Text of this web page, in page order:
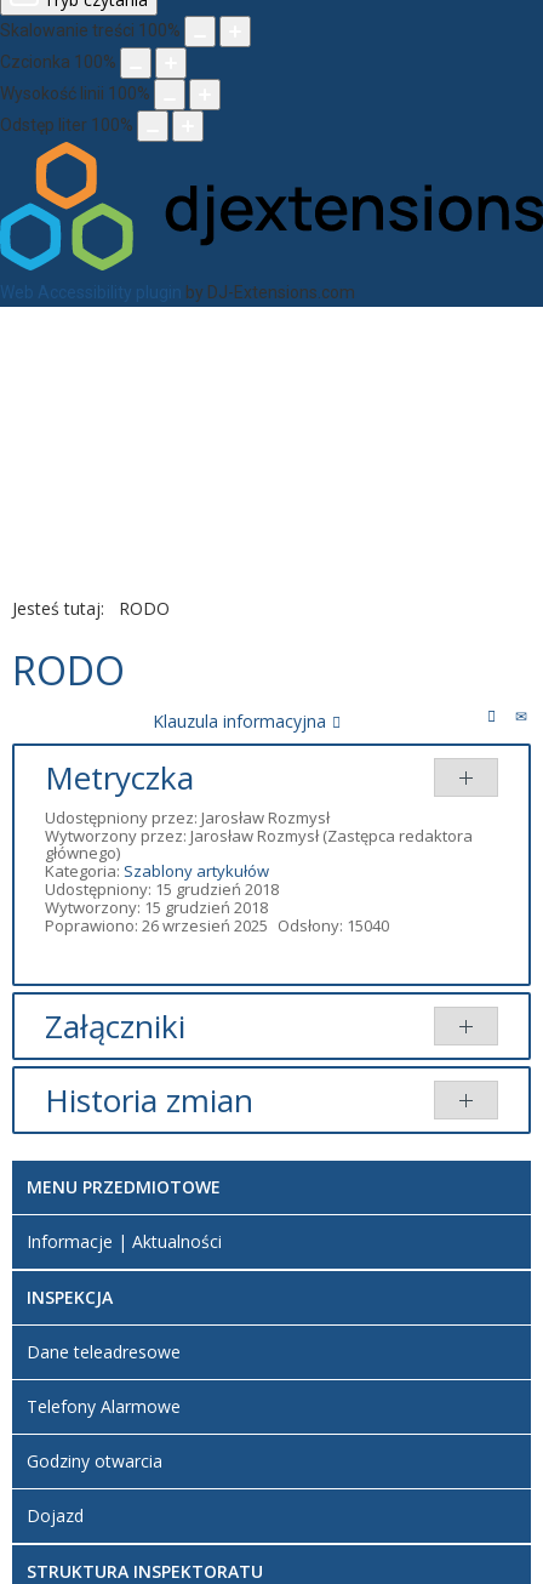
Skalowanie treści 100%
Czcionka 100%
Wysokość linii 100%
Odstęp liter 100%
Web Accessibility plugin by DJ-Extensions.com
Jesteś tutaj: RODO
RODO
Klauzula informacyjna
Metryczka
Udostępniony przez: Jarosław Rozmysł
Wytworzony przez: Jarosław Rozmysł(Zastępca redaktora
głównego)
Kategoria: Szablony artykułów
Udostępniony: 15 grudzień 2018
Wytworzony: 15 grudzień 2018
Poprawiono: 26 wrzesień 2025 Odsłony: 15040
Załączniki
Brak załączników.
Historia zmian
Artykuł
utworzony.
17
listopad
10:58
zmieniony.
wrzesień
2025
MENU PRZEDMIOTOWE
Informacje | Aktualności
INSPEKCJA
Dane teleadresowe
Telefony Alarmowe
Godziny otwarcia
Dojazd
STRUKTURA INSPEKTORATU